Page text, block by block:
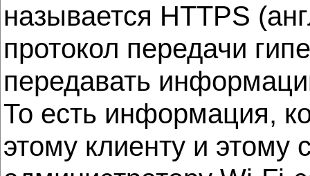
называется HTTPS
протокол передачи
передавать
То есть информация,
этому клиенту и